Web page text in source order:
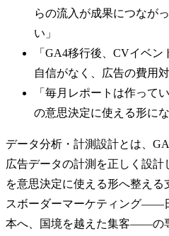
らの流入が成果につなが
い」
「GA4移行後、CVイベ
自信がなく、広告の費用
「毎月レポートは作って
の意思決定に使える形に
データ分析・計測設計とは、
広告データの計測を正しく設
を意思決定に使える形へ整える
スボーダーマーケティング——
本へ、国境を越えた集客——の